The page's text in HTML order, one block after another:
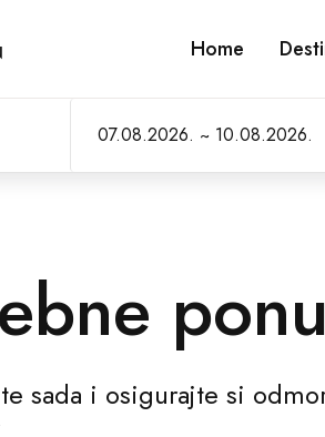
Home
sada i osigurajte si